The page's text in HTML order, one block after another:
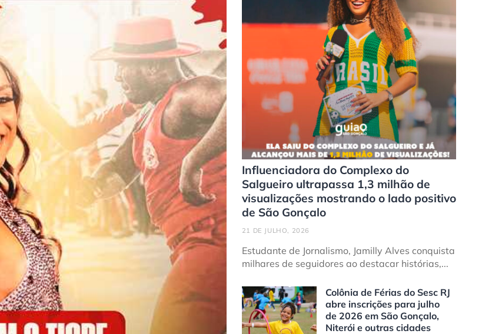
Influenciadora do Complexo do
Salgueiro ultrapassa 1,3 milhão de
visualizações mostrando o lado positivo
de São Gonçalo
21 DE JULHO, 2026
Estudante de Jornalismo, Jamilly Alves conquista
milhares de seguidores ao destacar histórias,...
Colônia de Férias do Sesc RJ
abre inscrições para julho
de 2026 em São Gonçalo,
Niterói e outras cidades